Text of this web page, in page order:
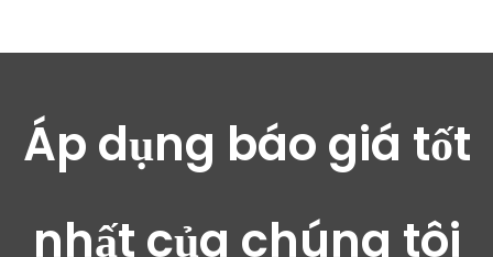
Áp dụng báo giá tốt
nhất của chúng tôi